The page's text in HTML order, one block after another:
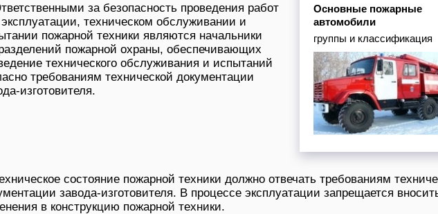
Основные пожарные
автомобили
группы и классификация
за безопасность проведения работ
техническом обслуживании и
пожарной техники являются начальники
пожарной охраны, обеспечивающих
технического обслуживания и испытаний
требованиям технической документации
изготовителя.
состояние пожарной техники должно отвечать требованиям
завода-изготовителя. В процессе эксплуатации запрещается
в конструкцию пожарной техники.